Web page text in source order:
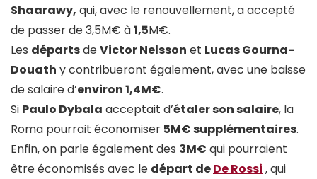
Shaarawy, qui, avec le renouvellement, a accepté
de passer de 3,5M€ à1,5M€.
Les départsdeVictor Nelsson et Lucas Gourna-
Douath y contribueront également, avec une baisse
de salaire d’environ 1,4M€.
Si Paulo Dybala acceptait d’étaler son salaire, la
Roma pourrait économiser 5M€ supplémentaires.
Enfin, on parle également des 3M€ qui pourraient
être économisés avec le départ deDe Rossi , qui